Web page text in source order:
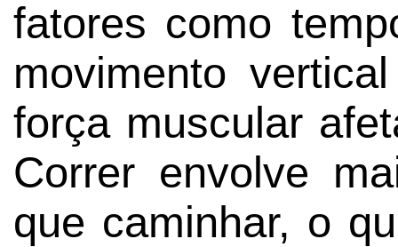
fatores como
movimento
força muscular
Correr envolve
que caminhar, o